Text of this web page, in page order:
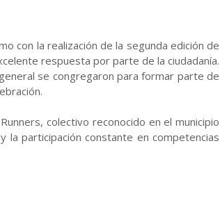
con la realización de la segunda edición de
respuesta por parte de la ciudadanía.
se congregaron para formar parte de
colectivo reconocido en el municipio
participación constante en competencias